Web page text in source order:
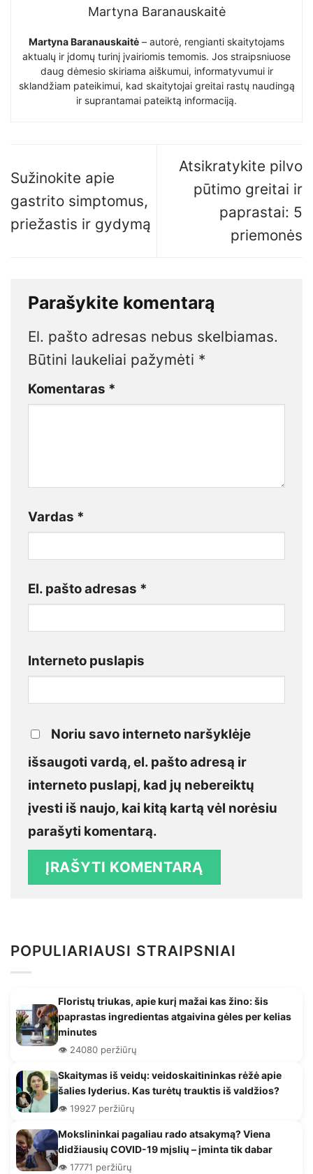
Martyna Baranauskaitė
Martyna Baranauskaitė – autorė, rengianti skaitytojams
aktualų ir įdomų turinį įvairiomis temomis. Jos straipsniuose
daug dėmesio skiriama aiškumui, informatyvumui ir
sklandžiam pateikimui, kad skaitytojai greitai rastų naudingą
ir suprantamai pateiktą informaciją.
Sužinokite apie
gastrito simptomus,
priežastis ir gydymą
Atsikratykite pilvo
pūtimo greitai ir
paprastai: 5
priemonės
Parašykite komentarą
El. pašto adresas nebus skelbiamas.
Būtini laukeliai pažymėti *
Komentaras *
Vardas *
El. pašto adresas *
Interneto puslapis
Noriu savo interneto naršyklėje
išsaugoti vardą, el. pašto adresą ir
interneto puslapį, kad jų nebereiktų
įvesti iš naujo, kai kitą kartą vėl norėsiu
parašyti komentarą.
POPULIARIAUSI STRAIPSNIAI
Floristų triukas, apie kurį mažai kas žino: šis
paprastas ingredientas atgaivina gėles per kelias
minutes
👁️ 24080 peržiūrų
Skaitymas iš veidų: veidoskaitininkas rėžė apie
šalies lyderius. Kas turėtų trauktis iš valdžios?
👁️ 19927 peržiūrų
Mokslininkai pagaliau rado atsakymą? Viena
didžiausių COVID-19 mįslių – įminta tik dabar
👁️ 17771 peržiūrų